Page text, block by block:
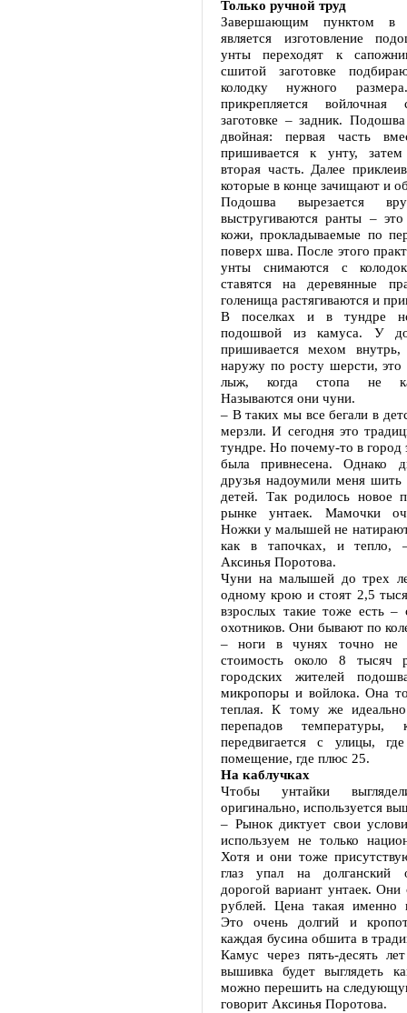
Только ручной труд
Завершающим пунктом в
является изготовление
унты переходят к
сшитой заготовке
колодку нужного
прикрепляется
заготовке – задник.
двойная: первая часть
пришивается к унту, затем
вторая часть. Далее
которые в конце зачищают и
Подошва вырезается
выстругиваются ранты –
кожи, прокладываемые по
поверх шва. После этого
унты снимаются с
ставятся на деревянные
голенища растягиваются и
В поселках и в тундре
подошвой из камуса. У
пришивается мехом
наружу по росту шерсти, это
лыж, когда стопа не
Называются они чуни.
– В таких мы все бегали в
мерзли. И сегодня это
тундре. Но почему-то в город
была привнесена. Однако
друзья надоумили меня шить
детей. Так родилось новое
рынке унтаек. Мамочки
Ножки у малышей не
как в тапочках, и тепло, –
Аксинья Поротова.
Чуни на малышей до трех
одному крою и стоят 2,5
взрослых такие тоже есть –
охотников. Они бывают по
– ноги в чунях точно не
стоимость около 8 тысяч
городских жителей
микропоры и войлока. Она
теплая. К тому же
перепадов температуры,
передвигается с улицы,
помещение, где плюс 25.
На каблучках
Чтобы унтайки
оригинально, используется
– Рынок диктует свои
используем не только
Хотя и они тоже
глаз упал на долганский
дорогой вариант унтаек. Они
рублей. Цена такая именно
Это очень долгий и
каждая бусина обшита в
Камус через пять-десять
вышивка будет выглядеть
можно перешить на
говорит Аксинья Поротова.